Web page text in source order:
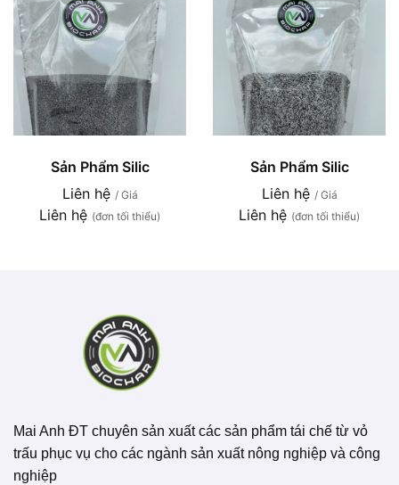
Sản Phẩm Silic
Liên hệ / Giá
Liên hệ (đơn tối thiểu)
Sản Phẩm Silic
Liên hệ / Giá
Liên hệ (đơn tối thiểu)
Mai Anh ĐT chuyên sản xuất các sản phẩm tái chế từ vỏ
trấu phục vụ cho các ngành sản xuất nông nghiệp và công
nghiệp